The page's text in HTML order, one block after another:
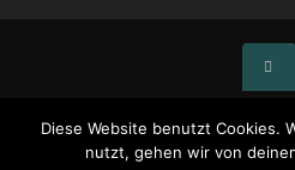
Diese Website benutzt Cookies.
nutzt, gehen wir von